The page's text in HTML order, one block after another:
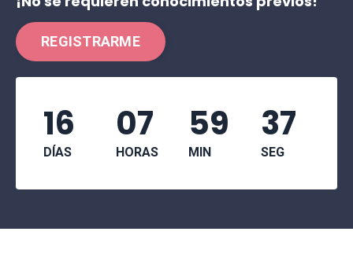
REGISTRARME
16
DÍAS
07
HORAS
59
MIN
36
SEG